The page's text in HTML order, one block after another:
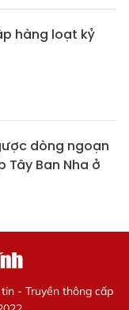
hàng loạt kỷ
dòng ngoạn
Tây Ban Nha ở
- Truyền thông cấp